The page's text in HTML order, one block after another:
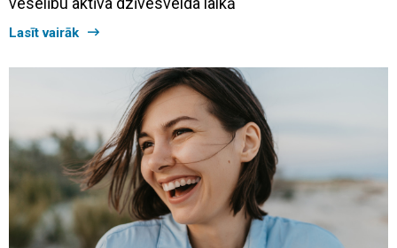
Lasīt vairāk